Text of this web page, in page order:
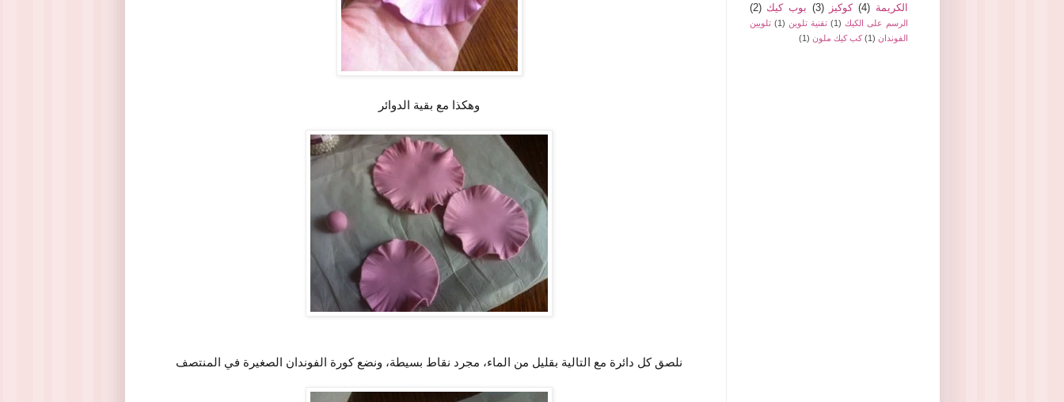
وهكذا مع بقية الدوائر
نلصق كل دائرة مع التالية بقليل من الماء، مجرد نقاط بسيطة، ونضع كورة الفوندان الصغيرة في المنتصف
الكريمة (4) كوكيز (3) بوب كيك (2)
الرسم على الكيك (1) تقنية تلوين (1) تلويين
الفوندان (1) كب كيك ملون (1)